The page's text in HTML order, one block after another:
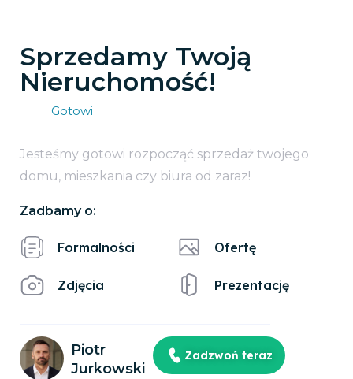
Sprzedamy Twoją
Nieruchomość!
Gotowi
Jesteśmy gotowi rozpocząć sprzedaż twojego
domu, mieszkania czy biura od zaraz!
Zadbamy o:
Formalności
Zdjęcia
Ofertę
Prezentację
Piotr
Jurkowski
Zadzwoń teraz